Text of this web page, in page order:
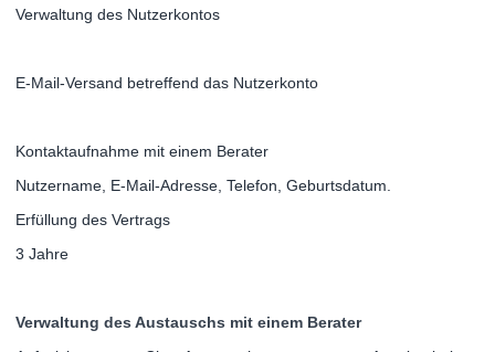
Verwaltung des Nutzerkontos
E-Mail-Versand betreffend das Nutzerkonto
Kontaktaufnahme mit einem Berater
Nutzername, E-Mail-Adresse, Telefon, Geburtsdatum.
Erfüllung des Vertrags
3 Jahre
Verwaltung des Austauschs mit einem Berater